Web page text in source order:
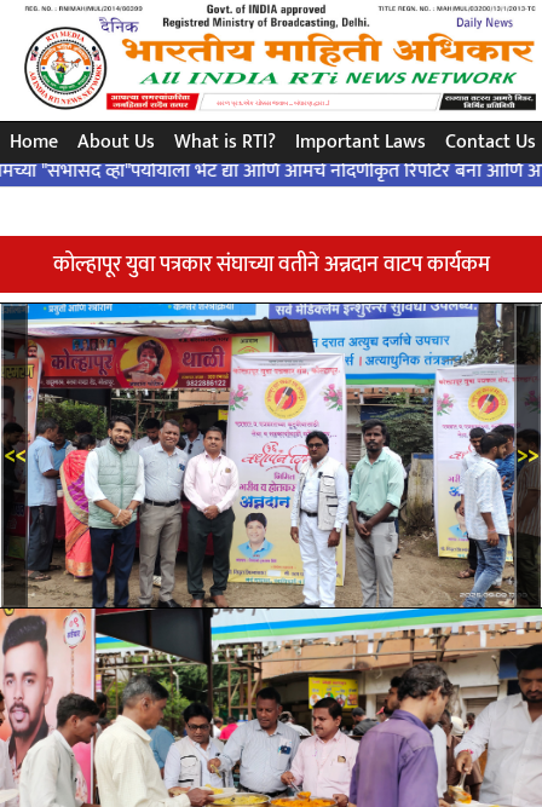
સરળ પ્રશ્ન..એક ચોક્કસ જવાબ ... બંધારણ દ્વારા ..!
Home About Us What is RTI? Important Laws
Contact Us
व्हा"पर्यायाला भेट द्या आणि आमचे नोंदणीकृत रिपोर्टर बना आणि आमच्या
कोल्हापूर युवा पत्रकार संघाच्या वतीने अन्नदान वाटप कार्यकम
<< >>